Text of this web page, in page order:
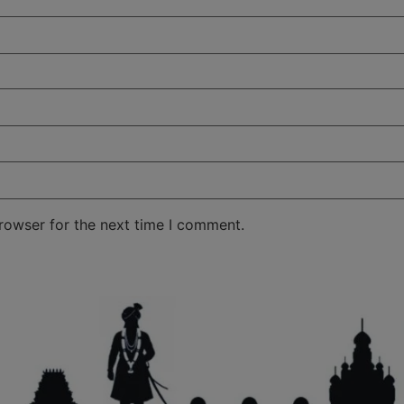
for the next time I comment.